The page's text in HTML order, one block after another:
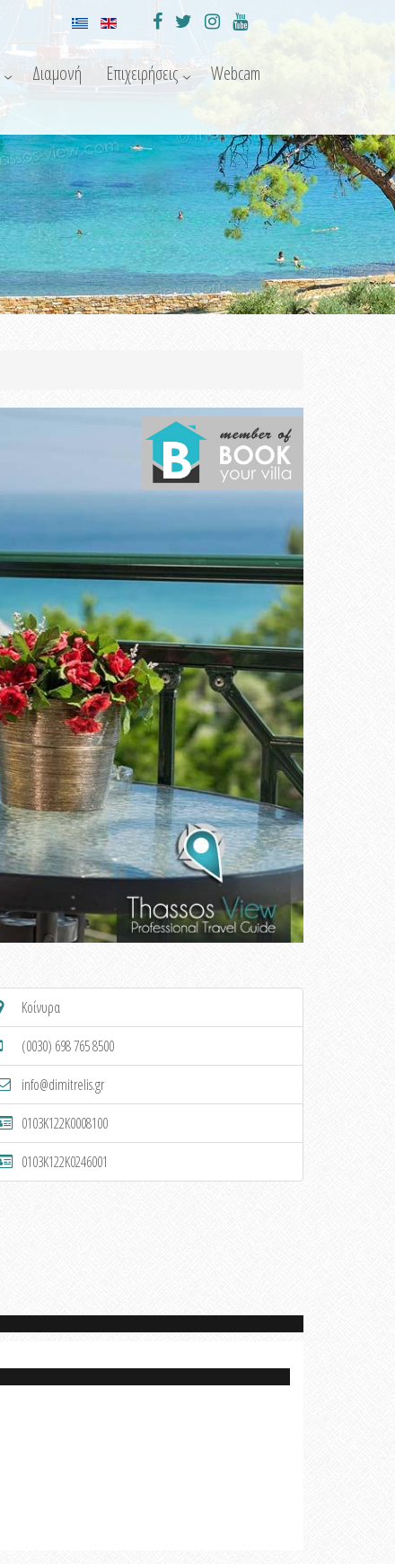
Διαμονή Επιχειρήσεις Webcam
Κοίνυρα
(0030) 698 765 8500
info@dimitrelis.gr
0103K122K0008100
0103K122K0246001